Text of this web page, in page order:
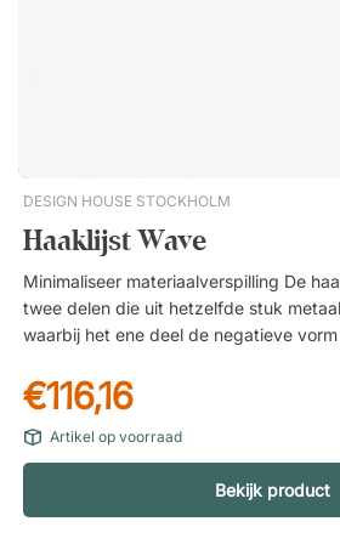
DESIGN HOUSE STOCKHOLM
Haaklijst Wave
Minimaliseer materiaalverspilling De
twee delen die uit hetzelfde stuk
waarbij het ene deel de negatieve vorm
productie leidt tot minimaal
uit naar wens Wave wordt geleverd als
haaklijsten van elk 45 centimeter, die
geplaatst kunnen worden. Dankzij het
bovendien extra lijsten naadloos op
onderbreking in het golfpatroon, zo
€116,16
Artikel op voorraad
Bekijk product